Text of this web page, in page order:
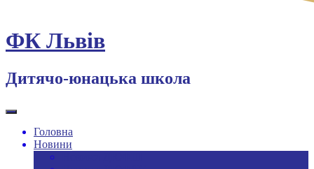
ФК Львів
Дитячо-юнацька школа
Головна
Новини